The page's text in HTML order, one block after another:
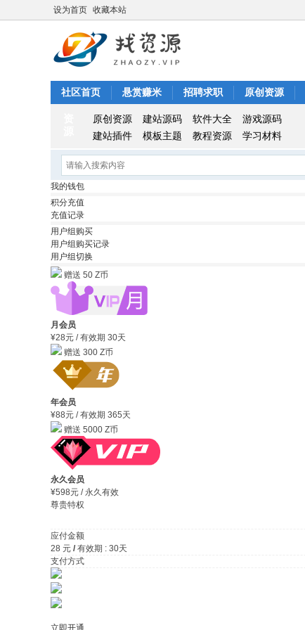
设为首页 收藏本站
社区首页 悬赏赚米 招聘求职 原创资源
原创资源 建站源码 软件大全
游戏源码
建站插件
模板主题 教程资源 学习材料
我的钱包
积分充值
充值记录
用户组购买
用户组购买记录
用户组切换
赠送 50 Z币
月会员
¥28元 / 有效期 30天
赠送 300 Z币
年会员
¥88元 / 有效期 365天
赠送 5000 Z币
永久会员
¥598元 / 永久有效
尊贵特权
应付金额
28 元 / 有效期 : 30天
支付方式
立即开通